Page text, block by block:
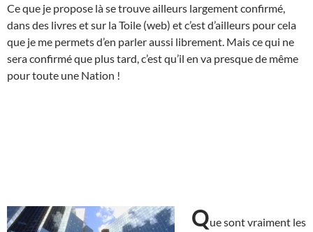
Ce que je propose là se trouve ailleurs largement confirmé,
dans des livres et sur la Toile (web) et c’est d’ailleurs pour cela
que je me permets d’en parler aussi librement. Mais ce qui ne
sera confirmé que plus tard, c’est qu’il en va presque de même
pour toute une Nation !
Que sont vraiment les